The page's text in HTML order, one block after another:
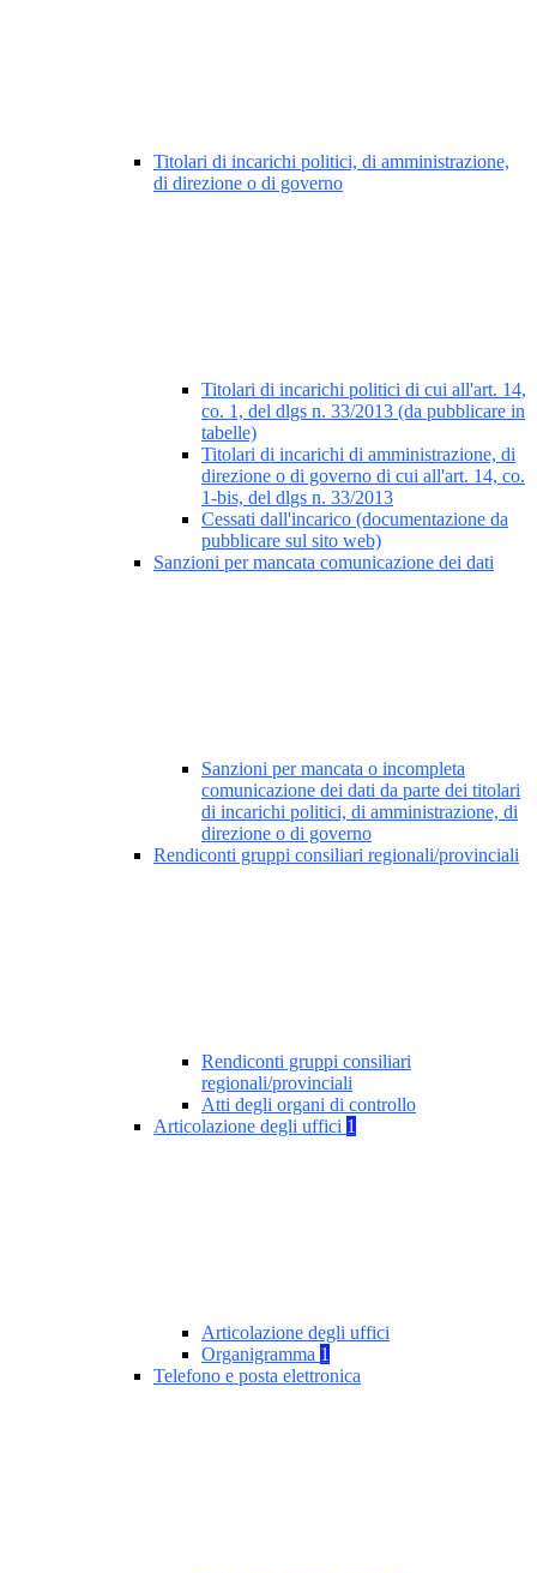
Titolari di incarichi politici, di amministrazione,
di direzione o di governo
Titolari di incarichi politici di cui all'art. 14,
co. 1, del dlgs n. 33/2013 (da pubblicare in
tabelle)
Titolari di incarichi di amministrazione, di
direzione o di governo di cui all'art. 14, co.
1-bis, del dlgs n. 33/2013
Cessati dall'incarico (documentazione da
pubblicare sul sito web)
Sanzioni per mancata comunicazione dei dati
Sanzioni per mancata o incompleta
comunicazione dei dati da parte dei titolari
di incarichi politici, di amministrazione, di
direzione o di governo
Rendiconti gruppi consiliari regionali/provinciali
Rendiconti gruppi consiliari
regionali/provinciali
Atti degli organi di controllo
Articolazione degli uffici 1
Articolazione degli uffici
Organigramma 1
Telefono e posta elettronica